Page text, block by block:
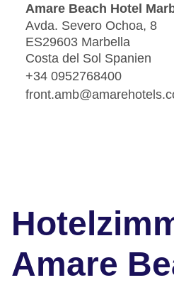
Amare Beach Hotel
Avda. Severo Ochoa, 8
ES29603 Marbella
Costa del Sol Spanien
+34 0952768400
Amare